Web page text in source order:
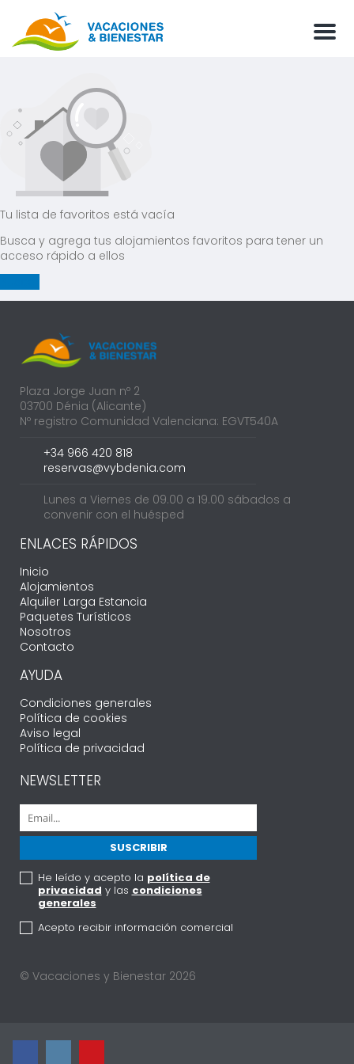
Menu
Tu lista de favoritos está vacía
Busca y agrega tus alojamientos favoritos para tener un
acceso rápido a ellos
Plaza Jorge Juan nº 2
03700 Dénia (Alicante)
Nº registro Comunidad Valenciana: EGVT540A
+34 966 420 818
reservas@vybdenia.com
Lunes a Viernes de 09.00 a 19.00 sábados a
convenir con el huésped
ENLACES RÁPIDOS
Inicio
Alojamientos
Alquiler Larga Estancia
Paquetes Turísticos
Nosotros
Contacto
AYUDA
Condiciones generales
Política de cookies
Aviso legal
Política de privacidad
NEWSLETTER
He leído y acepto la política de
privacidad y las condiciones
generales
Acepto recibir información comercial
© Vacaciones y Bienestar 2026